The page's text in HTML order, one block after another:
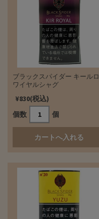
ブラックスパイダー キールロ
ワイヤルシャグ
¥830(税込)
個数
個